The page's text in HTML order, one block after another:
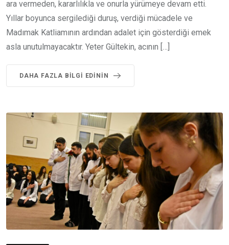
ara vermeden, kararlılıkla ve onurla yürümeye devam etti.
Yıllar boyunca sergilediği duruş, verdiği mücadele ve
Madımak Katliamının ardından adalet için gösterdiği emek
asla unutulmayacaktır. Yeter Gültekin, acının […]
DAHA FAZLA BILGI EDININ